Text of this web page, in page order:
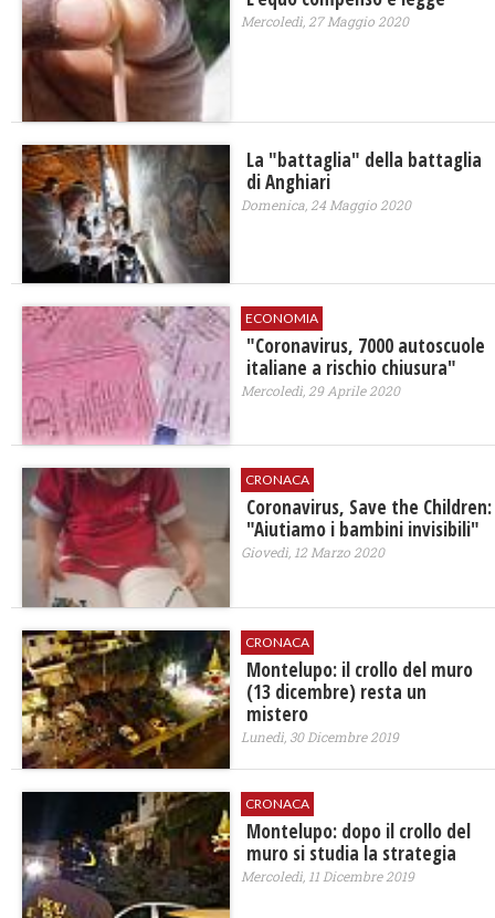
Mercoledì, 27 Maggio 2020
La "battaglia" della battaglia
di Anghiari
Domenica, 24 Maggio 2020
ECONOMIA
"Coronavirus, 7000 autoscuole
italiane a rischio chiusura"
Mercoledì, 29 Aprile 2020
CRONACA
Coronavirus, Save the Children:
"Aiutiamo i bambini invisibili"
Giovedì, 12 Marzo 2020
CRONACA
Montelupo: il crollo del muro
(13 dicembre) resta un
mistero
Lunedì, 30 Dicembre 2019
CRONACA
Montelupo: dopo il crollo del
muro si studia la strategia
Mercoledì, 11 Dicembre 2019